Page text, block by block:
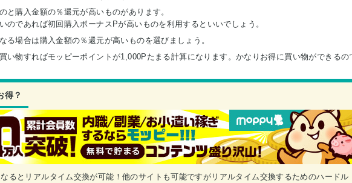
と購入金額の％還元が高いものがあります。
のであれば初回購入ボーナスPが高いものを利用するといいでしょう。
る場合は購入金額の％還元が高いものを選びましょう。
い物すればモッピーポイントが1,000Pたまる計算になります。かなりお得に買い物ができるの
得？
るとリアルタイム交換が可能！他のサイトも可能ですがリアルタイム交換するためのハードル